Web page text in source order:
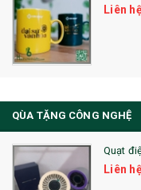
32. TÚI VẢI BỐ
33. MŨ LƯỠI TRAI
36. QUẠT NHỰA QUẢNG
QUÀ TẶNG KHUYẾN MẠI
QUÀ TẶNG SX NHANH
Liên
QÙA TẶNG CÔNG NGHỆ
Quạt
Liên